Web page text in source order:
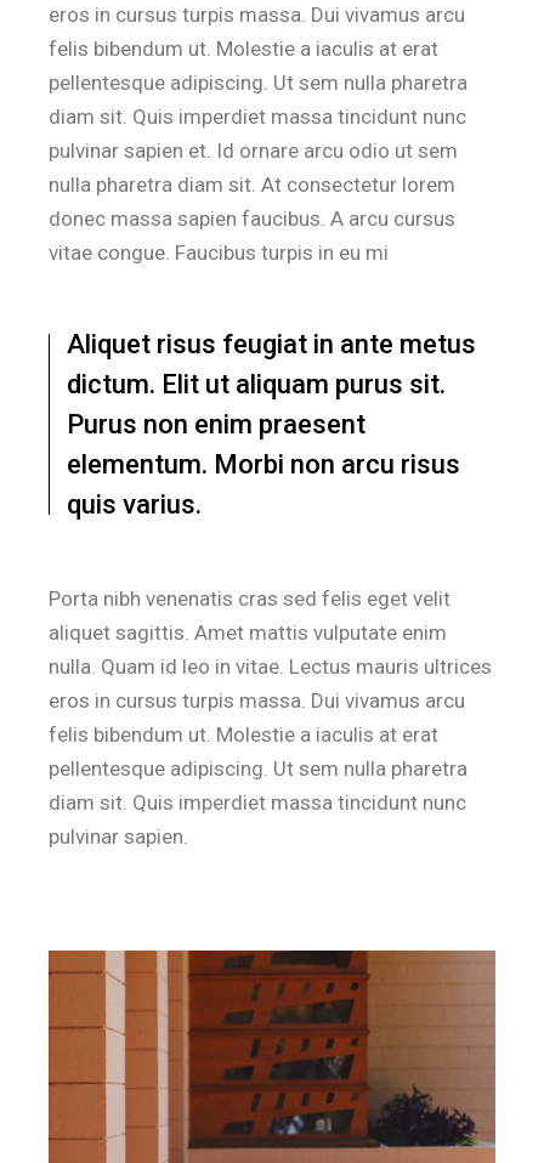
eros in cursus turpis massa. Dui vivamus arcu
felis bibendum ut. Molestie a iaculis at erat
pellentesque adipiscing. Ut sem nulla pharetra
diam sit. Quis imperdiet massa tincidunt nunc
pulvinar sapien et. Id ornare arcu odio ut sem
nulla pharetra diam sit. At consectetur lorem
donec massa sapien faucibus. A arcu cursus
vitae congue. Faucibus turpis in eu mi
Aliquet risus feugiat in ante metus
dictum. Elit ut aliquam purus sit.
Purus non enim praesent
elementum. Morbi non arcu risus
quis varius.
Porta nibh venenatis cras sed felis eget velit
aliquet sagittis. Amet mattis vulputate enim
nulla. Quam id leo in vitae. Lectus mauris ultrices
eros in cursus turpis massa. Dui vivamus arcu
felis bibendum ut. Molestie a iaculis at erat
pellentesque adipiscing. Ut sem nulla pharetra
diam sit. Quis imperdiet massa tincidunt nunc
pulvinar sapien.